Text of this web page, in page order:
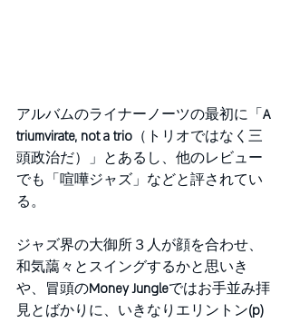
アルバムのライナーノーツの最初に「 A
triumvirate, not a trio （トリオではなく三
頭政治だ）」とあるし、他のレビュー
でも「喧嘩ジャズ」などと評されてい
る。
ジャズ界の大御所３人が顔を合わせ、
和気藹々とスイングするかと思いき
や、冒頭のMoney Jungleではお手並み拝
見とばかりに、いきなりエリントン(p)